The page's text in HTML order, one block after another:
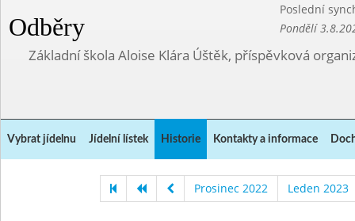
Odběry
Poslední
Pondělí
Základní škola Aloise Klára Úštěk, příspěvková
Vybrat jídelnu Jídelní lístek Historie Kontakty a informace
Prosinec 2022 Leden 2023